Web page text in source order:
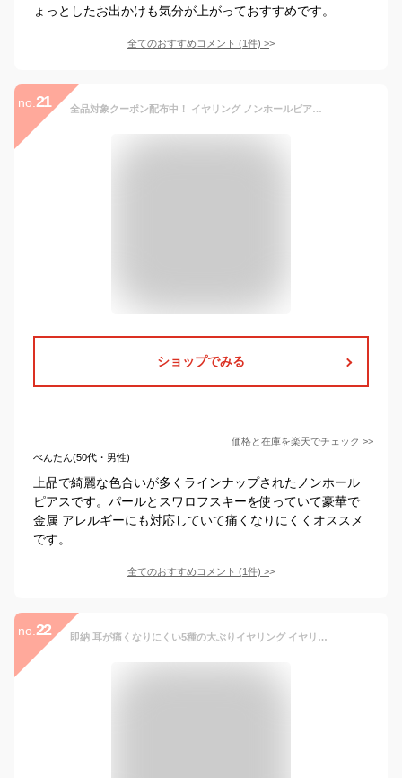
ょっとしたお出かけも気分が上がっておすすめです。
全てのおすすめコメント (1件) >
no. 21 全品対象クーポン配布中！ イヤリング ノンホールピアス 樹脂 日本製 ノンホール パール スワロフスキー 金属 アレルギー対応 痛くない ピアスに見える フォーマル 上品 結婚式 パーティー キュービック ジルコニア Luxury’s ゴールド シルバー 誕生日 プレゼント ギフト
ショップでみる
価格と在庫を楽天でチェック >>
べんたん(50代・男性)
上品で綺麗な色合いが多くラインナップされたノンホール
ピアスです。パールとスワロフスキーを使っていて豪華で
金属 アレルギーにも対応していて痛くなりにくくオススメ
です。
全てのおすすめコメント (1件) >
no. 22 即納 耳が痛くなりにくい5種の大ぶりイヤリング イヤリング ノンホールイヤリング イヤリングコンバーター ピアス風イヤリング 痛くないイヤリング ゴールドイヤリング シンプル 大ぶり パール 揺れる 痛くない メール便